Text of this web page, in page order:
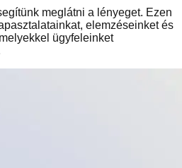
meglátni a lényeget. Ezen
elemzéseinket és
ügyfeleinket